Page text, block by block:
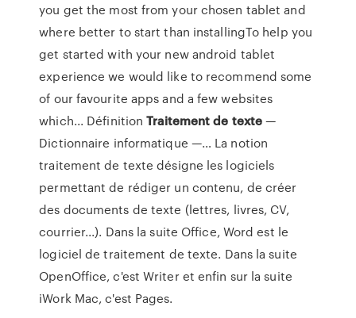
you get the most from your chosen tablet and
where better to start than installingTo help you
get started with your new android tablet
experience we would like to recommend some
of our favourite apps and a few websites
which... DéfinitionTraitement de texte—
Dictionnaire informatique —… La notion
traitement de texte désigne les logiciels
permettant de rédiger un contenu, de créer
des documents de texte (lettres, livres, CV,
courrier...). Dans la suite Office, Word est le
logiciel de traitement de texte. Dans la suite
OpenOffice, c'est Writer et enfin sur la suite
iWork Mac, c'est Pages.